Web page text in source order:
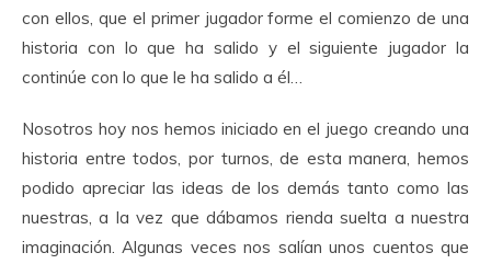
con ellos, que el primer jugador forme el comienzo de una
historia con lo que ha salido y el siguiente jugador la
continúe con lo que le ha salido a él…
Nosotros hoy nos hemos iniciado en el juego creando una
historia entre todos, por turnos, de esta manera, hemos
podido apreciar las ideas de los demás tanto como las
nuestras, a la vez que dábamos rienda suelta a nuestra
imaginación. Algunas veces nos salían unos cuentos que